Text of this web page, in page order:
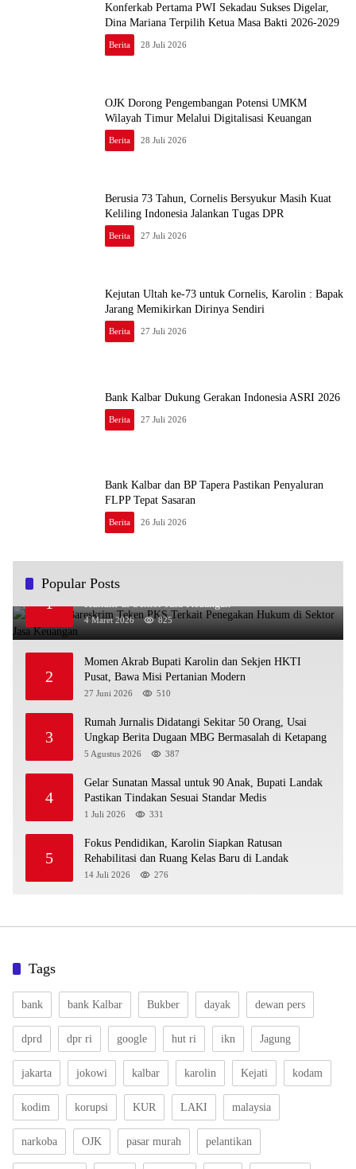
Konferkab Pertama PWI Sekadau Sukses Digelar,
Dina Mariana Terpilih Ketua Masa Bakti 2026-2029
Berita 28 Juli 2026
OJK Dorong Pengembangan Potensi UMKM
Wilayah Timur Melalui Digitalisasi Keuangan
Berita 28 Juli 2026
Berusia 73 Tahun, Cornelis Bersyukur Masih Kuat
Keliling Indonesia Jalankan Tugas DPR
Berita 27 Juli 2026
Kejutan Ultah ke-73 untuk Cornelis, Karolin : Bapak
Jarang Memikirkan Dirinya Sendiri
Berita 27 Juli 2026
Bank Kalbar Dukung Gerakan Indonesia ASRI 2026
Berita 27 Juli 2026
Bank Kalbar dan BP Tapera Pastikan Penyaluran
FLPP Tepat Sasaran
Berita 26 Juli 2026
Popular Posts
1
OJK dan Bareskrim Teken PKS Terkait Penegakan
Hukum di Sektor Jasa Keuangan
4 Maret 2026 825
2
Momen Akrab Bupati Karolin dan Sekjen HKTI
27 Juni 2026 510
3
Rumah Jurnalis Didatangi Sekitar 50 Orang, Usai
Ungkap Berita Dugaan MBG Bermasalah di Ketapang
5 Agustus 2026 387
4
Gelar Sunatan Massal untuk 90 Anak, Bupati Landak
Pastikan Tindakan Sesuai Standar Medis
1 Juli 2026 331
5
Fokus Pendidikan, Karolin Siapkan Ratusan
Rehabilitasi dan Ruang Kelas Baru di Landak
14 Juli 2026 276
Tags
bank bank Kalbar Bukber dayak dewan pers
dprd dpr ri google hut ri ikn Jagung
jakarta jokowi kalbar karolin Kejati kodam
kodim korupsi KUR LAKI malaysia
narkoba OJK pasar murah pelantikan